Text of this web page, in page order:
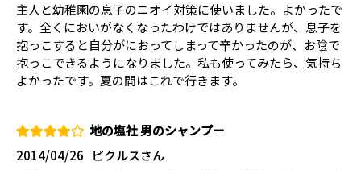
主人と幼稚園の息子のニオイ対策に使いました。よかったで
す。全くにおいがなくなったわけではありませんが、息子を
抱っこすると自分がにおってしまって辛かったのが、お陰で
抱っこできるようになりました。私も使ってみたら、気持ち
よかったです。夏の間はこれで行きます。
地の塩社 男のシャンプー
ピクルスさん
2014/04/26